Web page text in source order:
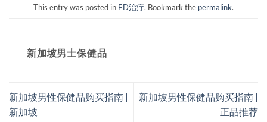
This entry was posted in ED治疗. Bookmark the permalink.
新加坡男士保健品
新加坡男性保健品购买指南 |
新加坡
新加坡男性保健品购买指南 |
正品推荐